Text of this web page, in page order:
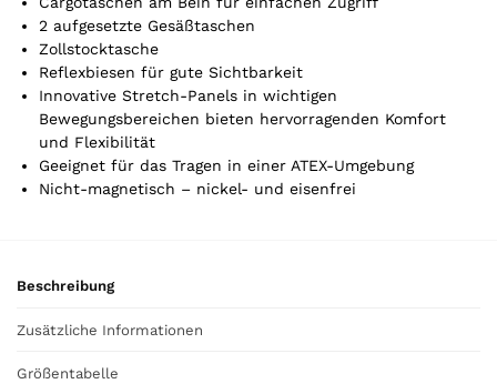
i
,
0
2 aufgesetzte Gesäßtaschen
Zollstocktasche
Reflexbiesen für gute Sichtbarkeit
Innovative Stretch-Panels in wichtigen
Bewegungsbereichen bieten hervorragenden Komfort
und Flexibilität
Geeignet für das Tragen in einer ATEX-Umgebung
Nicht-magnetisch – nickel- und eisenfrei
Beschreibung
Zusätzliche Informationen
Größentabelle